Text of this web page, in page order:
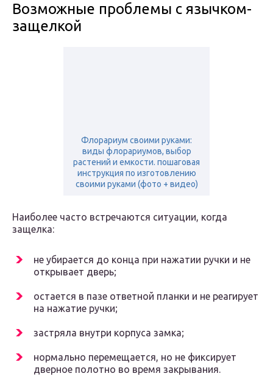
Возможные проблемы с язычком-
защелкой
Флорариум своими руками:
виды флорариумов, выбор
растений и емкости. пошаговая
инструкция по изготовлению
своими руками (фото + видео)
Наиболее часто встречаются ситуации, когда
защелка:
не убирается до конца при нажатии ручки и не
открывает дверь;
остается в пазе ответной планки и не реагирует
на нажатие ручки;
застряла внутри корпуса замка;
нормально перемещается, но не фиксирует
дверное полотно во время закрывания.